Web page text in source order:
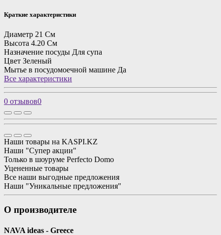
Краткие характеристики
Диаметр 21 См
Высота 4.20 См
Назначение посуды Для супа
Цвет Зеленый
Мытье в посудомоечной машине Да
Все характеристики
0 отзывов0
Наши товары на KASPI.KZ
Наши "Супер акции"
Только в шоуруме Perfecto Domo
Уцененные товары
Все наши выгодные предложения
Наши "Уникальные предложения"
О производителе
NAVA ideas - Greece